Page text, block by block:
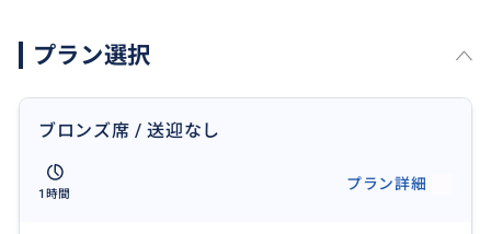
【サンドキャッスル グアムでしか見れない『カレラ』
に、全面改装された500のシート、世界最大かつ最も壮
観なオリジナルショー“KÅRERA”(カレラ)の公演を開始
いたします。
プラン選択
ブロンズ席 / 送迎なし
1時間
プラン詳細